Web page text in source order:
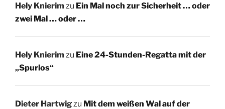
Hely Knierim zu Ein Mal noch zur Sicherheit … oder
zwei Mal … oder …
Hely Knierim zu Eine 24-Stunden-Regatta mit der
„Spurlos“
Dieter Hartwigzu Mit dem weißen Wal auf der